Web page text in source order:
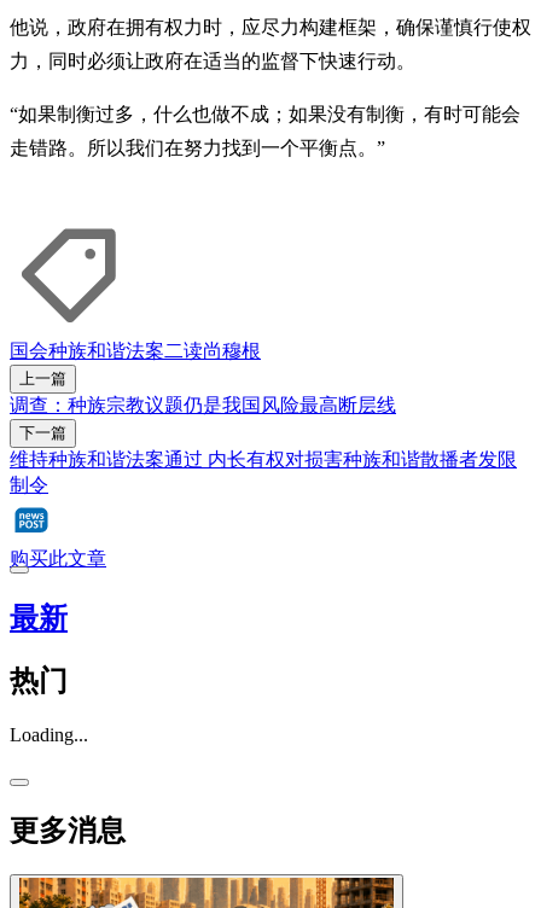
他说，政府在拥有权力时，应尽力构建框架，确保谨慎行使权
力，同时必须让政府在适当的监督下快速行动。
“如果制衡过多，什么也做不成；如果没有制衡，有时可能会
走错路。所以我们在努力找到一个平衡点。”
国会种族和谐法案二读尚穆根
上一篇
调查：种族宗教议题仍是我国风险最高断层线
下一篇
维持种族和谐法案通过 内长有权对损害种族和谐散播者发限
制令
购买此文章
最新
热门
Loading...
更多消息